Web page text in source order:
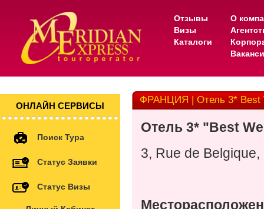
Отзывы
Визы
Каталоги
О
ОНЛАЙН СЕРВИСЫ
Поиск Тура
Статус Заявки
Статус Визы
ФРАНЦИЯ | Отель 3* Best
Отель 3* "Best
3, Rue de